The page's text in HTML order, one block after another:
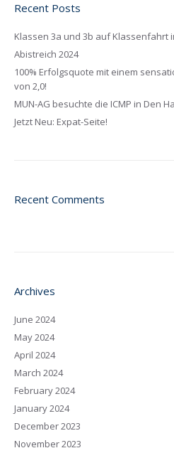
Recent Posts
Klassen 3a und 3b auf Klassenfahrt
Abistreich 2024
100% Erfolgsquote mit einem
von 2,0!
MUN-AG besuchte die ICMP in Den
Jetzt Neu: Expat-Seite!
Recent Comments
Archives
June 2024
May 2024
April 2024
March 2024
February 2024
January 2024
December 2023
November 2023